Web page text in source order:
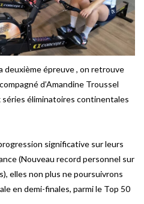
deuxième épreuve , on retrouve
d’Amandine Troussel
éliminatoires continentales
significative sur leurs
(Nouveau record personnel sur
elles non plus ne poursuivrons
en demi-finales, parmi le Top 50